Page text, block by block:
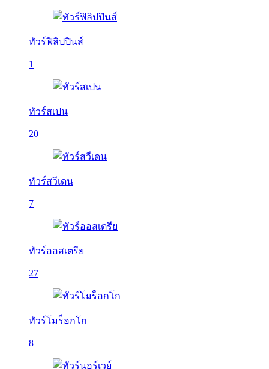
ทัวร์ฟิลิปปินส์
1
ทัวร์สเปน
20
ทัวร์สวีเดน
7
ทัวร์ออสเตรีย
27
ทัวร์โมร็อกโก
8